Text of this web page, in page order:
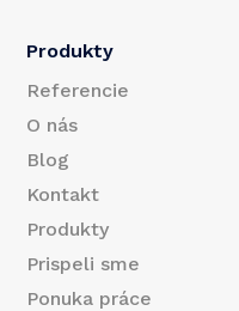
Produkty
Referencie
O nás
Blog
Kontakt
Produkty
Prispeli sme
Ponuka práce